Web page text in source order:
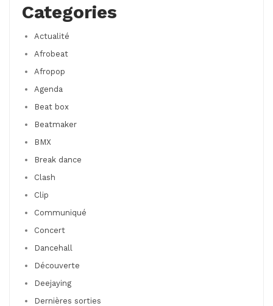
Categories
Actualité
Afrobeat
Afropop
Agenda
Beat box
Beatmaker
BMX
Break dance
Clash
Clip
Communiqué
Concert
Dancehall
Découverte
Deejaying
Dernières sorties